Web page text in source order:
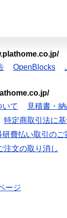
OpenBlocks
いて
見積書・
特定商取引法に
費払い取引のご
注文の取り消し
ージ